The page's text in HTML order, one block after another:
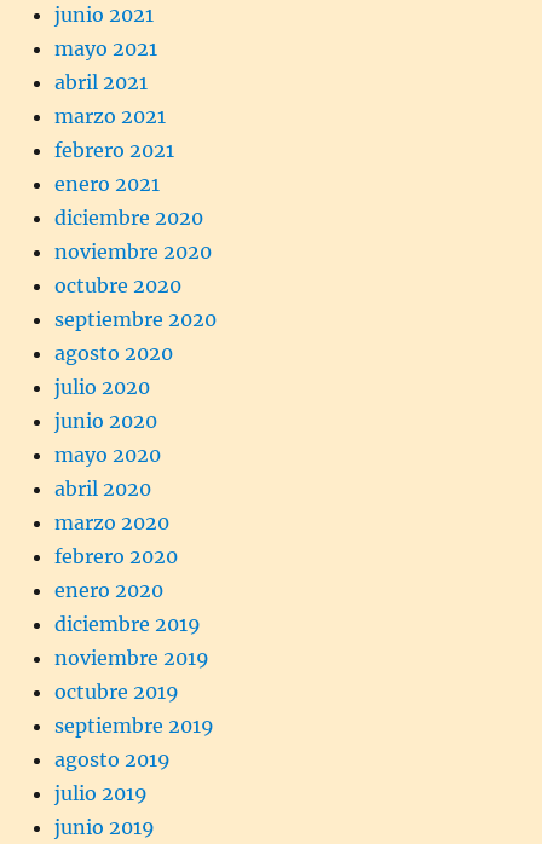
junio 2021
mayo 2021
abril 2021
marzo 2021
febrero 2021
enero 2021
diciembre 2020
noviembre 2020
octubre 2020
septiembre 2020
agosto 2020
julio 2020
junio 2020
mayo 2020
abril 2020
marzo 2020
febrero 2020
enero 2020
diciembre 2019
noviembre 2019
octubre 2019
septiembre 2019
agosto 2019
julio 2019
junio 2019